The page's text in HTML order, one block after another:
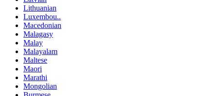
Lithuanian
Luxembou..
Macedonian
Malagasy
Malay
Malayalam
Maltese
Maori
Marathi
Mongolian